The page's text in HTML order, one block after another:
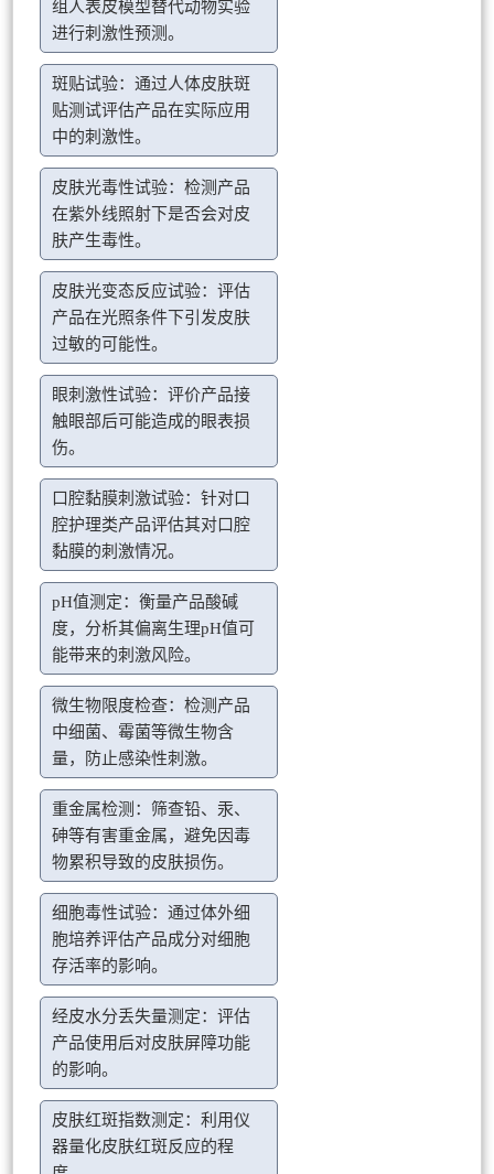
组人表皮模型替代动物实验
进行刺激性预测。
斑贴试验：通过人体皮肤斑
贴测试评估产品在实际应用
中的刺激性。
皮肤光毒性试验：检测产品
在紫外线照射下是否会对皮
肤产生毒性。
皮肤光变态反应试验：评估
产品在光照条件下引发皮肤
过敏的可能性。
眼刺激性试验：评价产品接
触眼部后可能造成的眼表损
伤。
口腔黏膜刺激试验：针对口
腔护理类产品评估其对口腔
黏膜的刺激情况。
pH值测定：衡量产品酸碱
度，分析其偏离生理pH值可
能带来的刺激风险。
微生物限度检查：检测产品
中细菌、霉菌等微生物含
量，防止感染性刺激。
重金属检测：筛查铅、汞、
砷等有害重金属，避免因毒
物累积导致的皮肤损伤。
细胞毒性试验：通过体外细
胞培养评估产品成分对细胞
存活率的影响。
经皮水分丢失量测定：评估
产品使用后对皮肤屏障功能
的影响。
皮肤红斑指数测定：利用仪
器量化皮肤红斑反应的程